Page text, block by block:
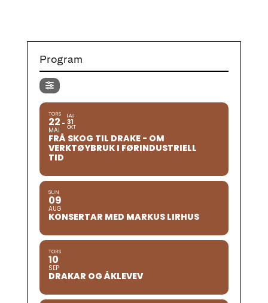
Program
TORS
22
MAI
LAU
31
OKT
FRÅ SKOG TIL DRAKE - OM
VERKTØYBRUK I FØRINDUSTRIELL
TID
SUN
09
AUG
KONSERTAR MED MARKUS LIRHUS
TORS
10
SEP
DRAKAR OG ÅKLEVEV